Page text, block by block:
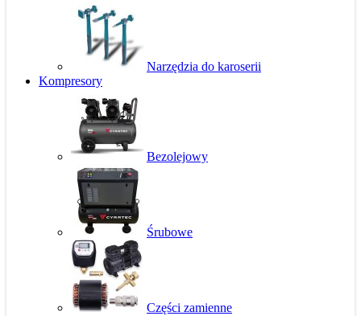
Narzędzia do karoserii
Kompresory
Bezolejowy
Śrubowe
Części zamienne